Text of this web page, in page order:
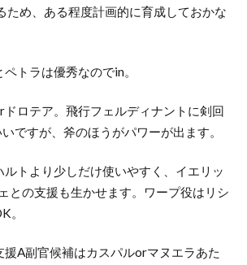
ため、ある程度計画的に育成しておかな
トラは優秀なのでin。
ロテア。飛行フェルディナントに剣回
ですが、斧のほうがパワーが出ます。
ルトより少しだけ使いやすく、イエリッ
との支援も生かせます。ワープ役はリシ
。
援A副官候補はカスパルorマヌエラあた